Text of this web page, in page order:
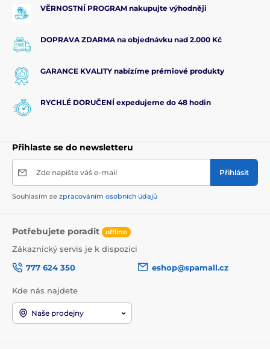
VĚRNOSTNÍ PROGRAM nakupujte výhodněji
DOPRAVA ZDARMA na objednávku nad 2.000 Kč
GARANCE KVALITY nabízíme prémiové produkty
RYCHLÉ DORUČENÍ expedujeme do 48 hodin
Přihlaste se do newsletteru
Zde napište váš e-mail Přihlásit
Souhlasím se zpracováním osobních údajů
Potřebujete poradit offline
Zákaznický servis je k dispozici
777 624 350
eshop@spamall.cz
Kde nás najdete
Naše prodejny